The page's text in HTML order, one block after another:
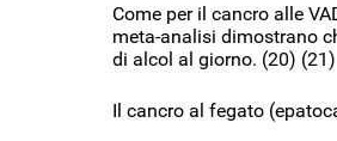
Come per il cancro alle
meta-analisi dimostrano
di alcol al giorno. (20) (21)
Il cancro al fegato